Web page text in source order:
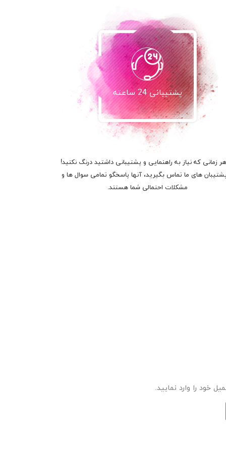
پشتیبانی 24 ساعته
زمانی که نیاز به راهنمایی و پشتیبانی داشتید درنگ نکنید!
های ما تماس بگیرید، آنها پاسخگو تمامی سوال ها و
مشکلات احتمالی شما هستند.
خود را وارد نمایید.